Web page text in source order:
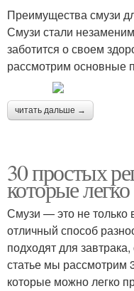
Преимущества смузи
Смузи стали
заботится о своем
рассмотрим основные
читать дальше →
30 простых
которые
Смузи — это не только
отличный способ
подходят для
статье мы рассмотрим
которые можно легко